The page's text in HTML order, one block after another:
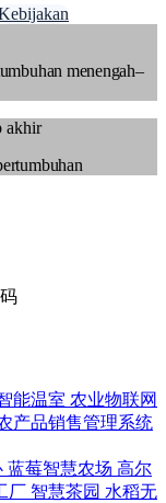
menengah–
能温室 农业物联网
产品销售管理系统
蓝莓智慧农场 高尔
厂 智慧茶园 水稻无